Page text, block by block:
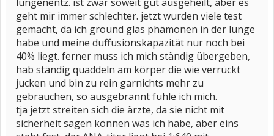
geht mir immer schlechter. jetzt wurden viele test
gemacht, da ich ground glas phämonen in der lunge
habe und meine duffusionskapazität nur noch bei
40% liegt. ferner muss ich mich ständig übergeben,
hab ständig quaddeln am körper die wie verrückt
jucken und bin zu rein garnichts mehr zu
gebrauchen, so ausgebrannt fühle ich mich.
tja jetzt streiten sich die ärzte, da sie nicht mit
sicherheit sagen können was ich habe, aber eins